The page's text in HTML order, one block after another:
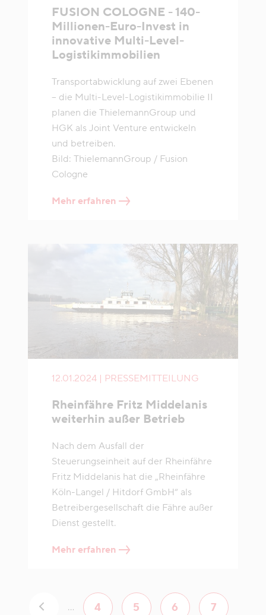
FUSION COLOGNE - 140-
Millionen-Euro-Invest in
innovative Multi-Level-
Logistikimmobilien
Transportabwicklung auf zwei Ebenen
– die Multi-Level-Logistikimmobilie II
planen die ThielemannGroup und
HGK als Joint Venture entwickeln
und betreiben.
Bild: ThielemannGroup / Fusion
Cologne
Mehr erfahren
12.01.2024 | PRESSEMITTEILUNG
Rheinfähre Fritz Middelanis
weiterhin außer Betrieb
Nach dem Ausfall der
Steuerungseinheit auf der Rheinfähre
Fritz Middelanis hat die „Rheinfähre
Köln-Langel / Hitdorf GmbH“ als
Betreibergesellschaft die Fähre außer
Dienst gestellt.
Mehr erfahren
... 4 5 6 7